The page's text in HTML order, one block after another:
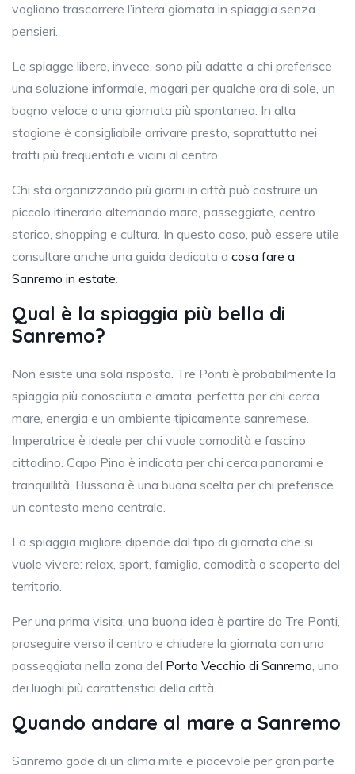
vogliono trascorrere l’intera giornata in spiaggia senza
pensieri.
Le spiagge libere, invece, sono più adatte a chi preferisce
una soluzione informale, magari per qualche ora di sole, un
bagno veloce o una giornata più spontanea. In alta
stagione è consigliabile arrivare presto, soprattutto nei
tratti più frequentati e vicini al centro.
Chi sta organizzando più giorni in città può costruire un
piccolo itinerario alternando mare, passeggiate, centro
storico, shopping e cultura. In questo caso, può essere utile
consultare anche una guida dedicata a cosa fare a
Sanremo in estate.
Qual è la spiaggia più bella di
Sanremo?
Non esiste una sola risposta. Tre Ponti è probabilmente la
spiaggia più conosciuta e amata, perfetta per chi cerca
mare, energia e un ambiente tipicamente sanremese.
Imperatrice è ideale per chi vuole comodità e fascino
cittadino. Capo Pino è indicata per chi cerca panorami e
tranquillità. Bussana è una buona scelta per chi preferisce
un contesto meno centrale.
La spiaggia migliore dipende dal tipo di giornata che si
vuole vivere: relax, sport, famiglia, comodità o scoperta del
territorio.
Per una prima visita, una buona idea è partire da Tre Ponti,
proseguire verso il centro e chiudere la giornata con una
passeggiata nella zona del Porto Vecchio di Sanremo, uno
dei luoghi più caratteristici della città.
Quando andare al mare a Sanremo
Sanremo gode di un clima mite e piacevole per gran parte